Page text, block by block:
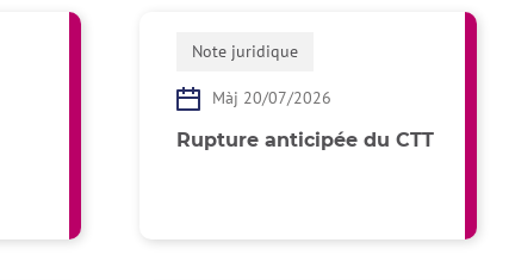
Note juridique
Màj 20/07/2026
Rupture anticipée du CTT